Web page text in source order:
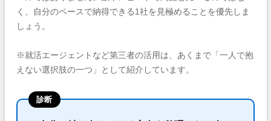
く、自分のペースで納得できる1社を見極めることを優先しま
しょう。
※就活エージェントなど第三者の活用は、あくまで「一人で抱
えない選択肢の一つ」として紹介しています。
診断